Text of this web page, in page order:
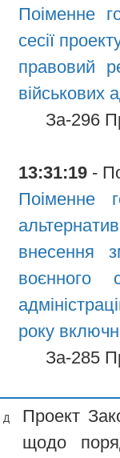
Поіменне
сесії
правовий
військових
За-296
13:31:19 -
Поіменне
внесення
воєнного
року
За-285
Д
Проект
щодо